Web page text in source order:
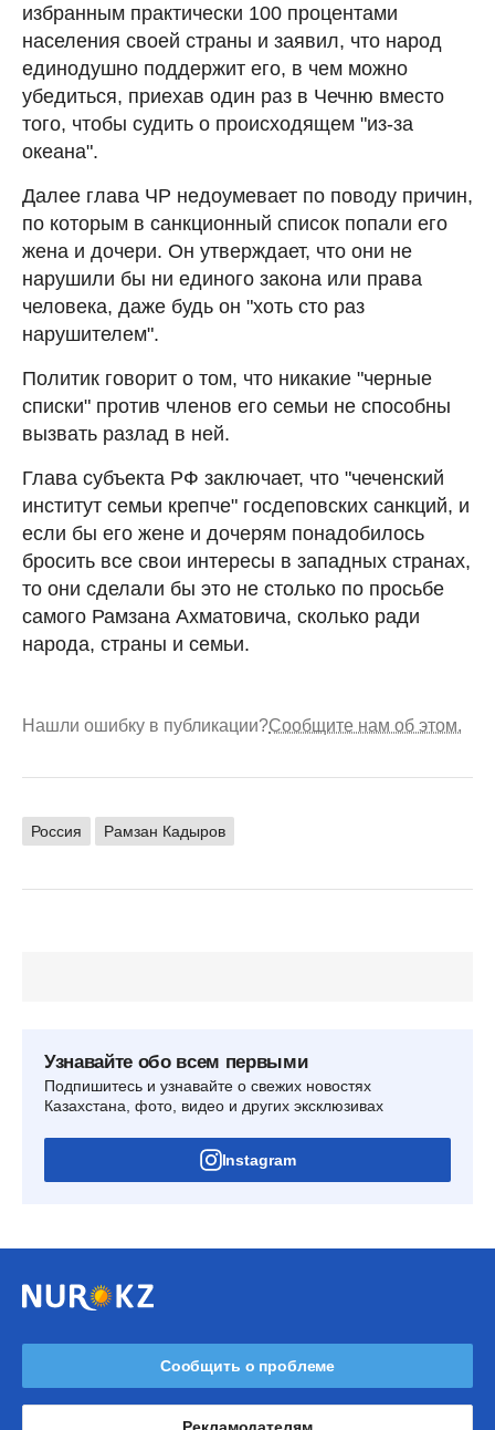
избранным практически 100 процентами
населения своей страны и заявил, что народ
единодушно поддержит его, в чем можно
убедиться, приехав один раз в Чечню вместо
того, чтобы судить о происходящем "из-за
океана".
Далее глава ЧР недоумевает по поводу причин,
по которым в санкционный список попали его
жена и дочери. Он утверждает, что они не
нарушили бы ни единого закона или права
человека, даже будь он "хоть сто раз
нарушителем".
Политик говорит о том, что никакие "черные
списки" против членов его семьи не способны
вызвать разлад в ней.
Глава субъекта РФ заключает, что "чеченский
институт семьи крепче" госдеповских санкций, и
если бы его жене и дочерям понадобилось
бросить все свои интересы в западных странах,
то они сделали бы это не столько по просьбе
самого Рамзана Ахматовича, сколько ради
народа, страны и семьи.
Нашли ошибку в публикации?Сообщите нам об этом.
Россия Рамзан Кадыров
Узнавайте обо всем первыми
Подпишитесь и узнавайте о свежих новостях
Казахстана, фото, видео и других эксклюзивах
Instagram
Сообщить о проблеме
Рекламодателям